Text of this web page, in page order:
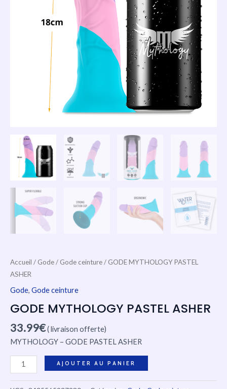
Accueil / Gode/ Gode ceinture/ GODE MYTHOLOGY PASTEL
ASHER
Gode, Gode ceinture
GODE MYTHOLOGY PASTEL ASHER
33.99€( livraison offerte)
MYTHOLOGY – GODE PASTEL ASHER
AJOUTER AU PANIER